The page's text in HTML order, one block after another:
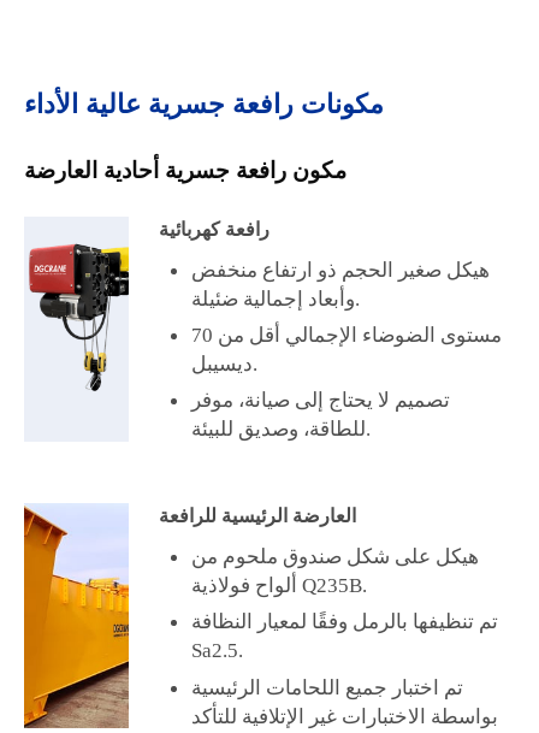
مكونات رافعة جسرية عالية الأداء
مكون رافعة جسرية أحادية العارضة
رافعة كهربائية
هيكل صغير الحجم ذو ارتفاع منخفض
وأبعاد إجمالية ضئيلة.
مستوى الضوضاء الإجمالي أقل من 70
ديسيبل.
تصميم لا يحتاج إلى صيانة، موفر
للطاقة، وصديق للبيئة.
العارضة الرئيسية للرافعة
هيكل على شكل صندوق ملحوم من
ألواح فولاذية Q235B.
تم تنظيفها بالرمل وفقًا لمعيار النظافة
Sa2.5.
تم اختبار جميع اللحامات الرئيسية
بواسطة الاختبارات غير الإتلافية للتأكد